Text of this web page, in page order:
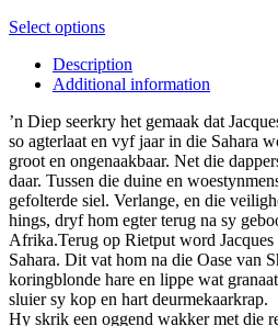
Select optionsThis
has
multiple
The
options
may
be
chosen
on
the
product
page
Description
Additional information
’n Diep seerkry het gemaak dat
so agterlaat en vyf jaar in die Sahara
groot en ongenaakbaar. Net die
daar. Tussen die duine en
gefolterde siel. Verlange, en die
hings, dryf hom egter terug na sy
Afrika.Terug op Rietput word
Sahara. Dit vat hom na die Oase van
koringblonde hare en lippe wat
sluier sy kop en hart deurmekaarkrap.
Hy skrik een oggend wakker met die